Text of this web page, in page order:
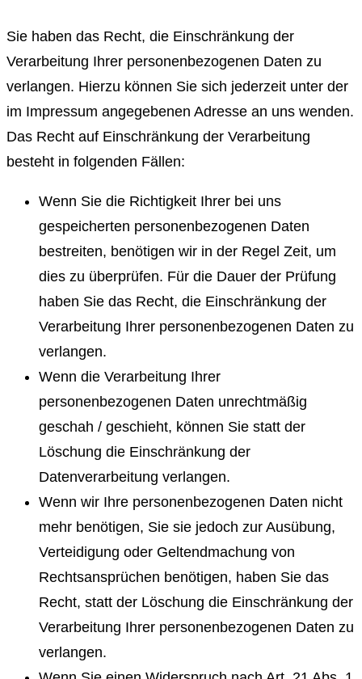
Sie haben das Recht, die Einschränkung der
Verarbeitung Ihrer personenbezogenen Daten zu
verlangen. Hierzu können Sie sich jederzeit unter der
im Impressum angegebenen Adresse an uns wenden.
Das Recht auf Einschränkung der Verarbeitung
besteht in folgenden Fällen:
Wenn Sie die Richtigkeit Ihrer bei uns
gespeicherten personenbezogenen Daten
bestreiten, benötigen wir in der Regel Zeit, um
dies zu überprüfen. Für die Dauer der Prüfung
haben Sie das Recht, die Einschränkung der
Verarbeitung Ihrer personenbezogenen Daten zu
verlangen.
Wenn die Verarbeitung Ihrer
personenbezogenen Daten unrechtmäßig
geschah / geschieht, können Sie statt der
Löschung die Einschränkung der
Datenverarbeitung verlangen.
Wenn wir Ihre personenbezogenen Daten nicht
mehr benötigen, Sie sie jedoch zur Ausübung,
Verteidigung oder Geltendmachung von
Rechtsansprüchen benötigen, haben Sie das
Recht, statt der Löschung die Einschränkung der
Verarbeitung Ihrer personenbezogenen Daten zu
verlangen.